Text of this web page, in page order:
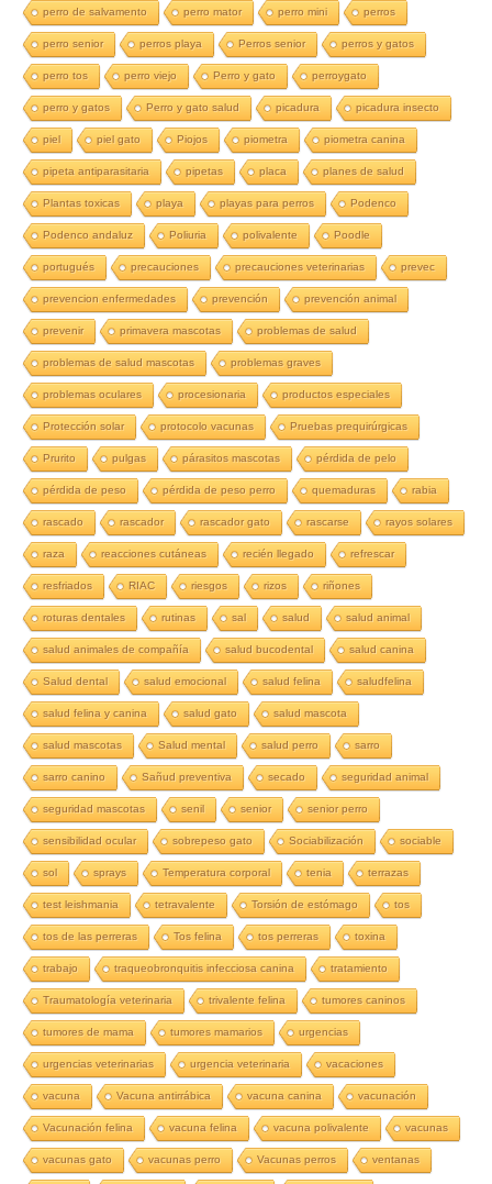
perro de salvamento perro mator perro mini perros
perro senior perros playa Perros senior perros y gatos
perro tos perro viejo Perro y gato perroygato
perro y gatos Perro y gato salud picadura picadura insecto
piel piel gato Piojos piometra piometra canina
pipeta antiparasitaria pipetas placa planes de salud
Plantas toxicas playa playas para perros Podenco
Podenco andaluz Poliuria polivalente Poodle
portugués precauciones precauciones veterinarias prevec
prevencion enfermedades prevención prevención animal
prevenir primavera mascotas problemas de salud
problemas de salud mascotas problemas graves
problemas oculares procesionaria productos especiales
Protección solar protocolo vacunas Pruebas prequirúrgicas
Prurito pulgas párasitos mascotas pérdida de pelo
pérdida de peso pérdida de peso perro quemaduras rabia
rascado rascador rascador gato rascarse rayos solares
raza reacciones cutáneas recién llegado refrescar
resfriados RIAC riesgos rizos riñones
roturas dentales rutinas sal salud salud animal
salud animales de compañía salud bucodental salud canina
Salud dental salud emocional salud felina saludfelina
salud felina y canina salud gato salud mascota
salud mascotas Salud mental salud perro sarro
sarro canino Sañud preventiva secado seguridad animal
seguridad mascotas senil senior senior perro
sensibilidad ocular sobrepeso gato Sociabilización sociable
sol sprays Temperatura corporal tenia terrazas
test leishmania tetravalente Torsión de estómago tos
tos de las perreras Tos felina tos perreras toxina
trabajo traqueobronquitis infecciosa canina tratamiento
Traumatología veterinaria trivalente felina tumores caninos
tumores de mama tumores mamarios urgencias
urgencias veterinarias urgencia veterinaria vacaciones
vacuna Vacuna antirrábica vacuna canina vacunación
Vacunación felina vacuna felina vacuna polivalente vacunas
vacunas gato vacunas perro Vacunas perros ventanas